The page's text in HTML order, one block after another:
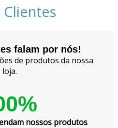
Clientes
falam por nós!
de produtos da nossa
loja.
nossos produtos